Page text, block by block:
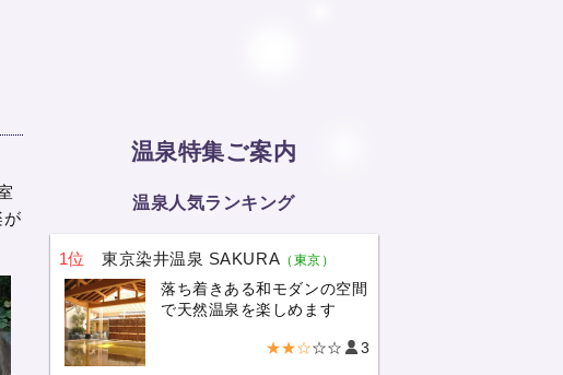
が
温泉特集ご案内
温泉人気ランキング
1位 東京染井温泉 SAKURA （東京）
落ち着きある和モダンの空間
で天然温泉を楽しめます
★★☆☆☆ 3